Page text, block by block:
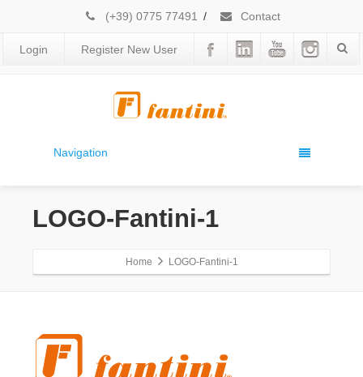
(+39) 0775 77491 / Contact
Login Register New User
Navigation
LOGO-Fantini-1
Home LOGO-Fantini-1